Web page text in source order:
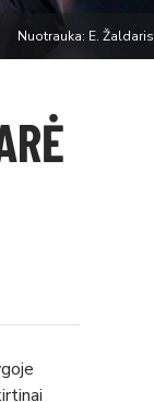
Nuotrauka: E. Žaldaris